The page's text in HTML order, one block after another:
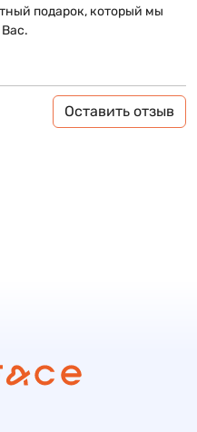
подарок, который мы
Оставить отзыв